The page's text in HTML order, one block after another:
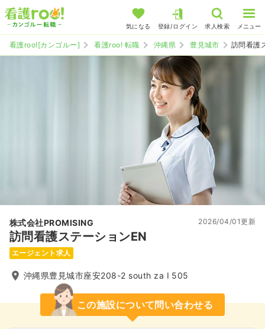
気になる 登録/ログイン 求人検索 メニュー
看護roo![カンゴルー] 看護roo! 転職 沖縄県 豊見城市 訪問看護
株式会社PROMISING
訪問看護ステーションEN
2026/04/01更新
エージェント求人
沖縄県豊見城市座安208-2 south za I 505
この施設について問い合わせる